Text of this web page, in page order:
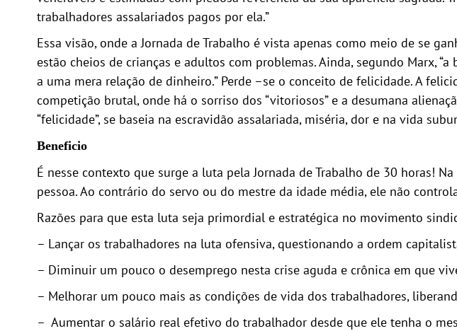
trabalhadores assalariados pagos por ela.”
Essa visão, onde a Jornada de Trabalho é vista apenas como meio de se
estão cheios de crianças e adultos com problemas. Ainda, segundo Marx,
a uma mera relação de dinheiro.” Perde –se o conceito de felicidade. A
competição brutal, onde há o sorriso dos “vitoriosos” e a desumana
“felicidade”, se baseia na escravidão assalariada, miséria, dor e na vida
Beneficio
É nesse contexto que surge a luta pela Jornada de Trabalho de 30 horas!
pessoa. Ao contrário do servo ou do mestre da idade média, ele não
Razões para que esta luta seja primordial e estratégica no movimento
– Lançar os trabalhadores na luta ofensiva, questionando a ordem
– Diminuir um pouco o desemprego nesta crise aguda e crônica em que
– Melhorar um pouco mais as condições de vida dos trabalhadores,
– Aumentar o salário real efetivo do trabalhador desde que ele tenha o